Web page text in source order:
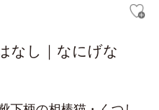
なし｜なにげな